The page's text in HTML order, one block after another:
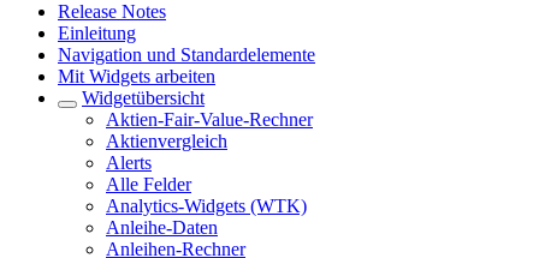
Release Notes
Einleitung
Navigation und Standardelemente
Mit Widgets arbeiten
Widgetübersicht
Aktien-Fair-Value-Rechner
Aktienvergleich
Alerts
Alle Felder
Analytics-Widgets (WTK)
Anleihe-Daten
Anleihen-Rechner